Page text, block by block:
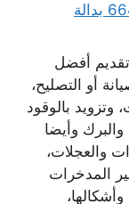
ونش كرين سطحة ام الهيمان 66400336 بدالة
أفضل
أو التصليح،
بالوقود
وأيضا
والعجلات،
المدخرات